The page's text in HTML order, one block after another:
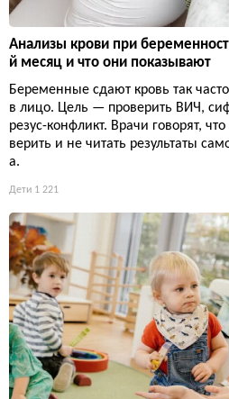
Анализы крови при
й месяц и что они показывают
Беременные сдают кровь так
в лицо. Цель — проверить ВИЧ,
резус-конфликт. Врачи говорят,
верить и не читать результаты
а.
Дети 1 221